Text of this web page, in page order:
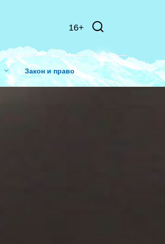
16+
Закон и право